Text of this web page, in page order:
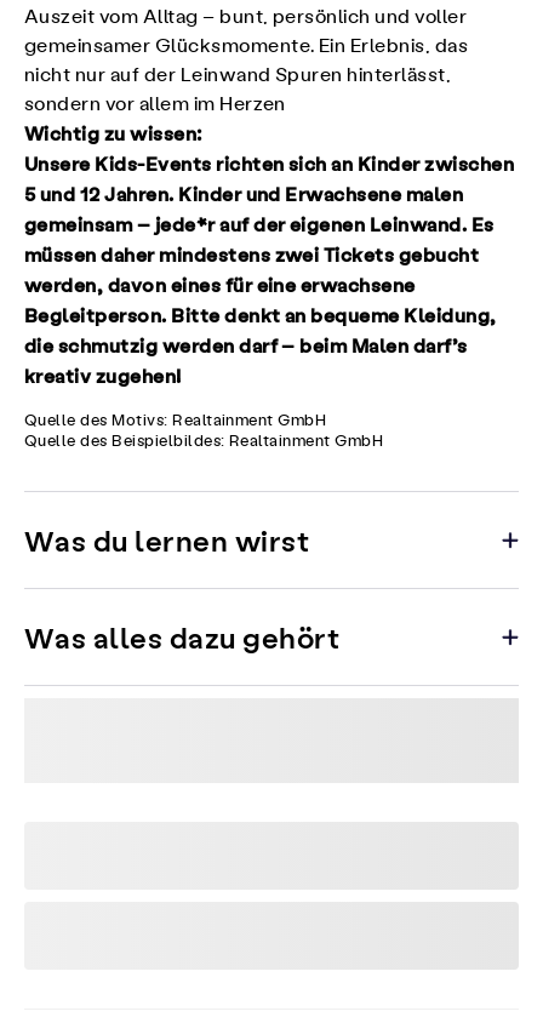
Auszeit vom Alltag – bunt, persönlich und voller
gemeinsamer Glücksmomente. Ein Erlebnis, das
nicht nur auf der Leinwand Spuren hinterlässt,
sondern vor allem im Herzen
Wichtig zu wissen:
Unsere Kids-Events richten sich an Kinder zwischen
5 und 12 Jahren. Kinder und Erwachsene malen
gemeinsam – jede*r auf der eigenen Leinwand. Es
müssen daher mindestens zwei Tickets gebucht
werden, davon eines für eine erwachsene
Begleitperson. Bitte denkt an bequeme Kleidung,
die schmutzig werden darf – beim Malen darf’s
kreativ zugehen!
Quelle des Motivs: Realtainment GmbH
Quelle des Beispielbildes: Realtainment GmbH
Was du lernen wirst
Was alles dazu gehört